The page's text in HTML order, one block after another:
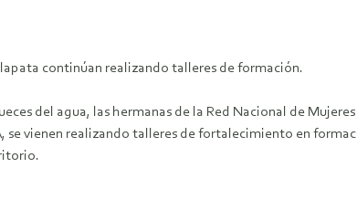
continúan realizando talleres de formación.
del agua, las hermanas de la Red Nacional de
se vienen realizando talleres de fortalecimiento en